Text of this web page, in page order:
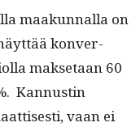
maakun­nal­la on
kon­ver­
mak­se­taan 60
Kan­nustin
vaan ei